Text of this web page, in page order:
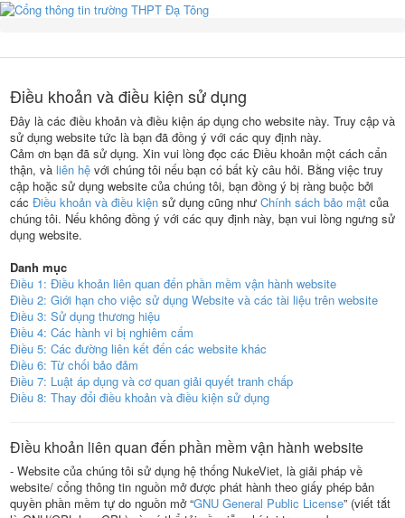
Điều khoản và điều kiện sử dụng
Đây là các điều khoản và điều kiện áp dụng cho website này. Truy cập và
sử dụng website tức là bạn đã đồng ý với các quy định này.
Cảm ơn bạn đã sử dụng. Xin vui lòng đọc các Điều khoản một cách cẩn
thận, và liên hệ với chúng tôi nếu bạn có bất kỳ câu hỏi. Bằng việc truy
cập hoặc sử dụng website của chúng tôi, bạn đồng ý bị ràng buộc bởi
các Điều khoản và điều kiện sử dụng cũng như Chính sách bảo mật của
chúng tôi. Nếu không đồng ý với các quy định này, bạn vui lòng ngưng sử
dụng website.
Danh mục
Điều 1: Điều khoản liên quan đến phần mềm vận hành website
Điều 2: Giới hạn cho việc sử dụng Website và các tài liệu trên website
Điều 3: Sử dụng thương hiệu
Điều 4: Các hành vi bị nghiêm cấm
Điều 5: Các đường liên kết đến các website khác
Điều 6: Từ chối bảo đảm
Điều 7: Luật áp dụng và cơ quan giải quyết tranh chấp
Điều 8: Thay đổi điều khoản và điều kiện sử dụng
Điều khoản liên quan đến phần mềm vận hành website
- Website của chúng tôi sử dụng hệ thống NukeViet, là giải pháp về
website/ cổng thông tin nguồn mở được phát hành theo giấy phép bản
quyền phần mềm tự do nguồn mở “GNU General Public License” (viết tắt